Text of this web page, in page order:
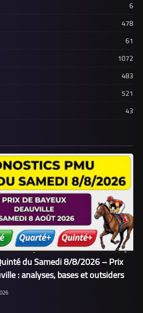
6
478
61
1072
483
521
43
du Samedi 8/8/2026 – Prix
: analyses, bases et outsiders